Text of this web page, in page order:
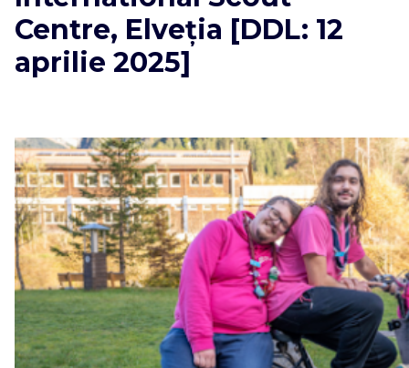
Centre, Elveția [DDL: 12
aprilie 2025]